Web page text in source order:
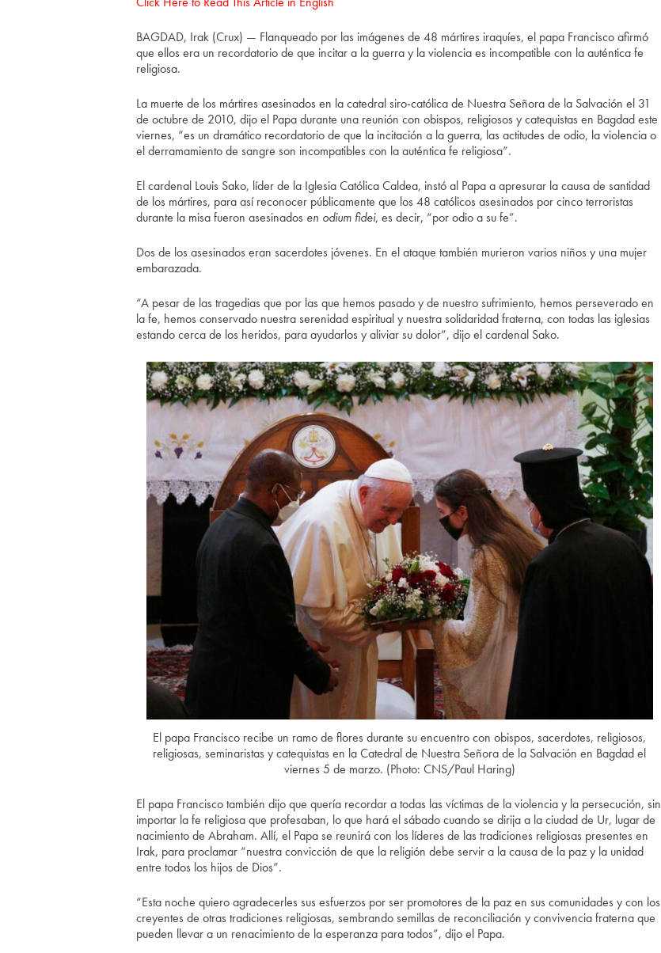
BAGDAD, Irak (Crux) — Flanqueado por las imágenes de 48 mártires iraquíes, el papa Francisco afirmó
que ellos era un recordatorio de que incitar a la guerra y la violencia es incompatible con la auténtica fe
religiosa.
La muerte de los mártires asesinados en la catedral siro-católica de Nuestra Señora de la Salvación el 31
de octubre de 2010, dijo el Papa durante una reunión con obispos, religiosos y catequistas en Bagdad este
viernes, “es un dramático recordatorio de que la incitación a la guerra, las actitudes de odio, la violencia o
el derramamiento de sangre son incompatibles con la auténtica fe religiosa”.
El cardenal Louis Sako, líder de la Iglesia Católica Caldea, instó al Papa a apresurar la causa de santidad
de los mártires, para así reconocer públicamente que los 48 católicos asesinados por cinco terroristas
durante la misa fueron asesinados en odium fidei, es decir, “por odio a su fe”.
Dos de los asesinados eran sacerdotes jóvenes. En el ataque también murieron varios niños y una mujer
embarazada.
“A pesar de las tragedias que por las que hemos pasado y de nuestro sufrimiento, hemos perseverado en
la fe, hemos conservado nuestra serenidad espiritual y nuestra solidaridad fraterna, con todas las iglesias
estando cerca de los heridos, para ayudarlos y aliviar su dolor”, dijo el cardenal Sako.
El papa Francisco recibe un ramo de flores durante su encuentro con obispos, sacerdotes, religiosos,
religiosas, seminaristas y catequistas en la Catedral de Nuestra Señora de la Salvación en Bagdad el
viernes 5 de marzo. (Photo: CNS/Paul Haring)
El papa Francisco también dijo que quería recordar a todas las víctimas de la violencia y la persecución, sin
importar la fe religiosa que profesaban, lo que hará el sábado cuando se dirija a la ciudad de Ur, lugar de
nacimiento de Abraham. Allí, el Papa se reunirá con los líderes de las tradiciones religiosas presentes en
Irak, para proclamar “nuestra convicción de que la religión debe servir a la causa de la paz y la unidad
entre todos los hijos de Dios”.
“Esta noche quiero agradecerles sus esfuerzos por ser promotores de la paz en sus comunidades y con los
creyentes de otras tradiciones religiosas, sembrando semillas de reconciliación y convivencia fraterna que
pueden llevar a un renacimiento de la esperanza para todos”, dijo el Papa.